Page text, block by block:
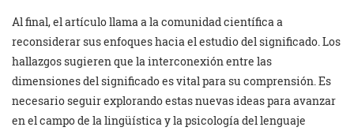
Al final, el artículo llama a la comunidad científica a
reconsiderar sus enfoques hacia el estudio del significado. Los
hallazgos sugieren que la interconexión entre las
dimensiones del significado es vital para su comprensión. Es
necesario seguir explorando estas nuevas ideas para avanzar
en el campo de la lingüística y la psicología del lenguaje